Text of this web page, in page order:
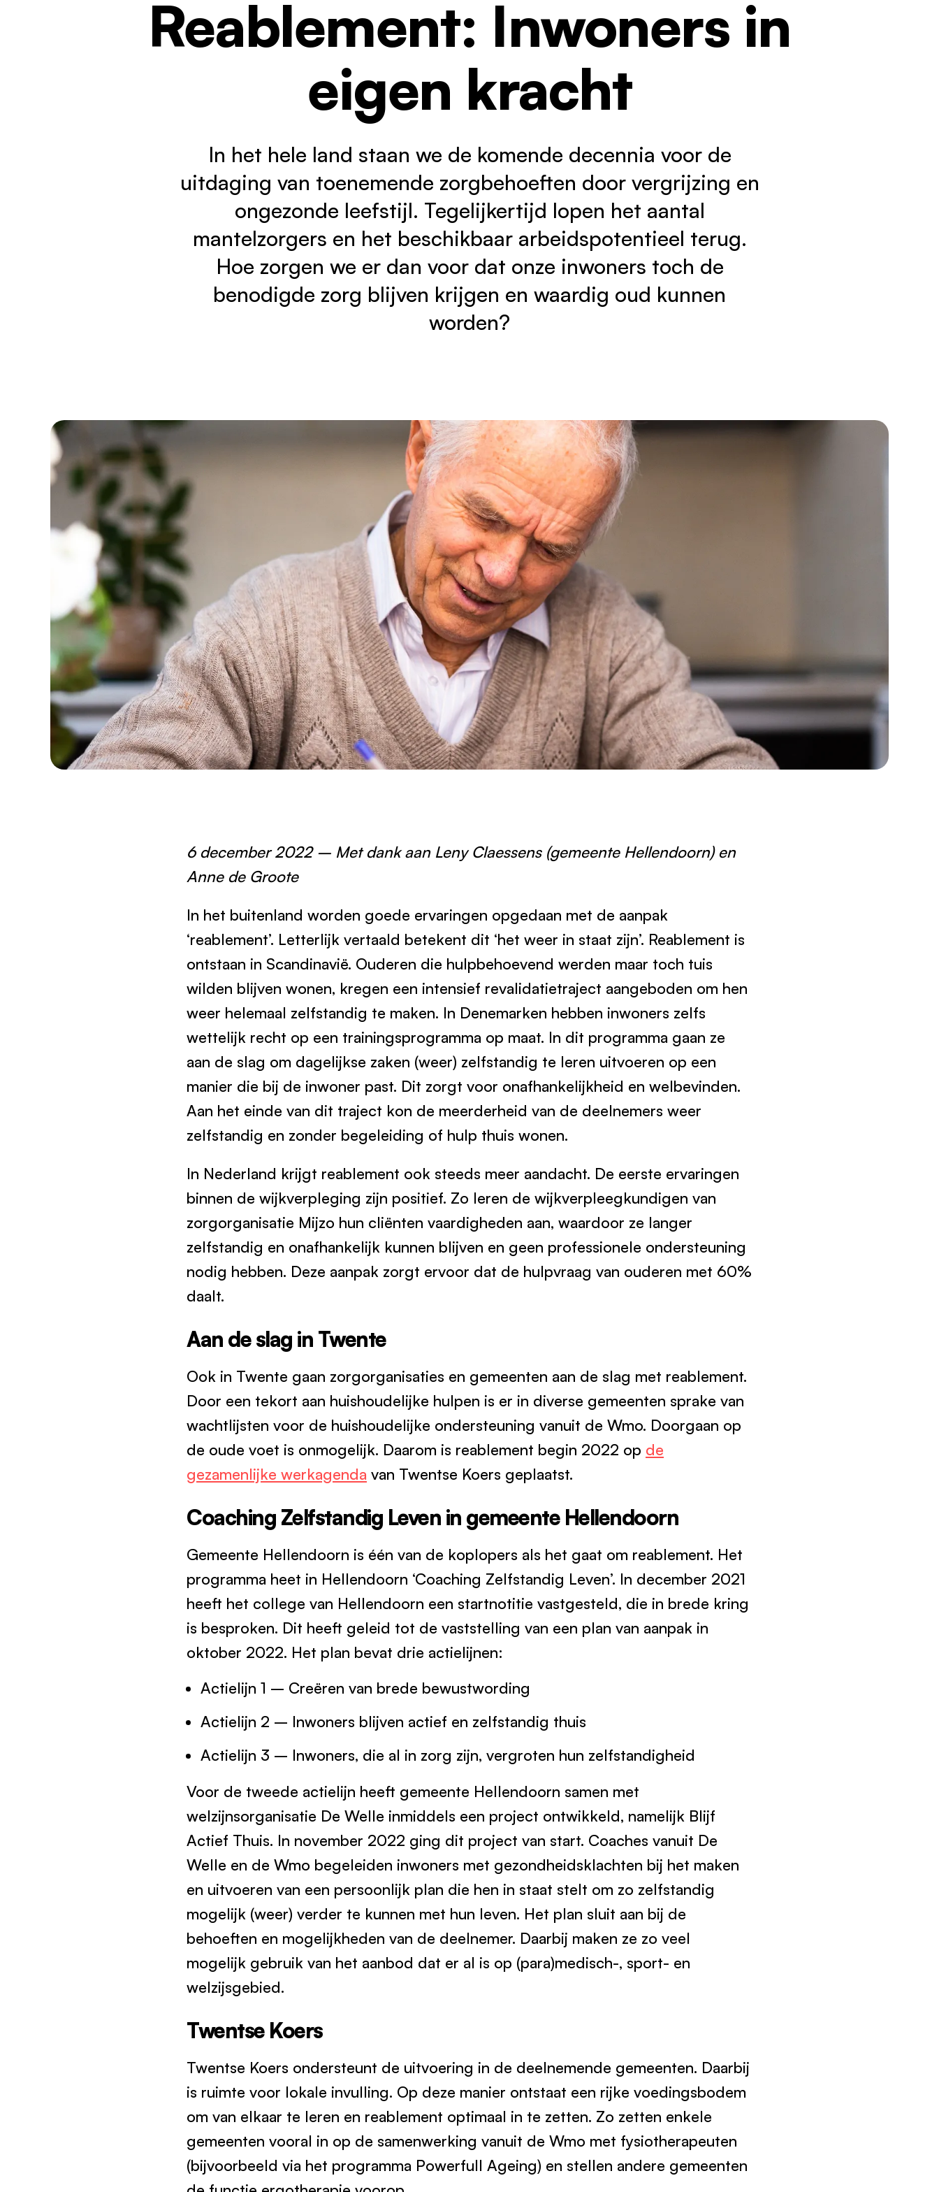
Kennisbank
Voor partners
Jeugd
Reablement: Inwoners in
eigen kracht
In het hele land staan we de komende decennia voor de
uitdaging van toenemende zorgbehoeften door vergrijzing en
ongezonde leefstijl. Tegelijkertijd lopen het aantal
mantelzorgers en het beschikbaar arbeidspotentieel terug.
Hoe zorgen we er dan voor dat onze inwoners toch de
benodigde zorg blijven krijgen en waardig oud kunnen
worden?
6 december 2022 – Met dank aan Leny Claessens (gemeente Hellendoorn) en
Anne de Groote
In het buitenland worden goede ervaringen opgedaan met de aanpak
‘reablement’. Letterlijk vertaald betekent dit ‘het weer in staat zijn’. Reablement is
ontstaan in Scandinavië. Ouderen die hulpbehoevend werden maar toch tuis
wilden blijven wonen, kregen een intensief revalidatietraject aangeboden om hen
weer helemaal zelfstandig te maken. In Denemarken hebben inwoners zelfs
wettelijk recht op een trainingsprogramma op maat. In dit programma gaan ze
aan de slag om dagelijkse zaken (weer) zelfstandig te leren uitvoeren op een
manier die bij de inwoner past. Dit zorgt voor onafhankelijkheid en welbevinden.
Aan het einde van dit traject kon de meerderheid van de deelnemers weer
zelfstandig en zonder begeleiding of hulp thuis wonen.
In Nederland krijgt reablement ook steeds meer aandacht. De eerste ervaringen
binnen de wijkverpleging zijn positief. Zo leren de wijkverpleegkundigen van
zorgorganisatie Mijzo hun cliënten vaardigheden aan, waardoor ze langer
zelfstandig en onafhankelijk kunnen blijven en geen professionele ondersteuning
nodig hebben. Deze aanpak zorgt ervoor dat de hulpvraag van ouderen met 60%
daalt.
Aan de slag in Twente
Ook in Twente gaan zorgorganisaties en gemeenten aan de slag met reablement.
Door een tekort aan huishoudelijke hulpen is er in diverse gemeenten sprake van
wachtlijsten voor de huishoudelijke ondersteuning vanuit de Wmo. Doorgaan op
de oude voet is onmogelijk. Daarom is reablement begin 2022 op de
gezamenlijke werkagenda van Twentse Koers geplaatst.
Coaching Zelfstandig Leven in gemeente Hellendoorn
Gemeente Hellendoorn is één van de koplopers als het gaat om reablement. Het
programma heet in Hellendoorn ‘Coaching Zelfstandig Leven’. In december 2021
heeft het college van Hellendoorn een startnotitie vastgesteld, die in brede kring
is besproken. Dit heeft geleid tot de vaststelling van een plan van aanpak in
oktober 2022. Het plan bevat drie actielijnen:
Actielijn 1 – Creëren van brede bewustwording
Actielijn 2 – Inwoners blijven actief en zelfstandig thuis
Actielijn 3 – Inwoners, die al in zorg zijn, vergroten hun zelfstandigheid
Voor de tweede actielijn heeft gemeente Hellendoorn samen met
welzijnsorganisatie De Welle inmiddels een project ontwikkeld, namelijk Blijf
Actief Thuis. In november 2022 ging dit project van start. Coaches vanuit De
Welle en de Wmo begeleiden inwoners met gezondheidsklachten bij het maken
en uitvoeren van een persoonlijk plan die hen in staat stelt om zo zelfstandig
mogelijk (weer) verder te kunnen met hun leven. Het plan sluit aan bij de
behoeften en mogelijkheden van de deelnemer. Daarbij maken ze zo veel
mogelijk gebruik van het aanbod dat er al is op (para)medisch-, sport- en
welzijsgebied.
Twentse Koers
Twentse Koers ondersteunt de uitvoering in de deelnemende gemeenten. Daarbij
is ruimte voor lokale invulling. Op deze manier ontstaat een rijke voedingsbodem
om van elkaar te leren en reablement optimaal in te zetten. Zo zetten enkele
gemeenten vooral in op de samenwerking vanuit de Wmo met fysiotherapeuten
(bijvoorbeeld via het programma Powerfull Ageing) en stellen andere gemeenten